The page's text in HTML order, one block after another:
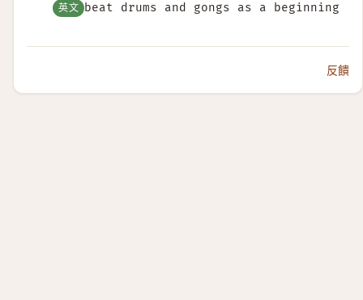
英文 beat drums and gongs as a beginning
反饋